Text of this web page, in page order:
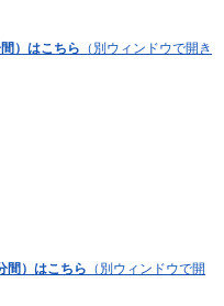
）はこちら （別ウィンドウで開き
）はこちら （別ウィンドウで開